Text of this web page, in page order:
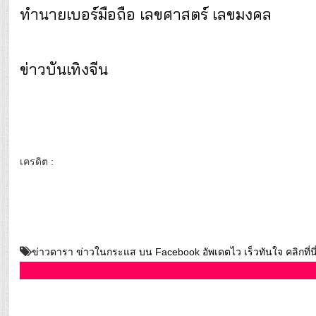
ทำนายเบอร์มือถือ เลขศาสตร์ เลขมงคล
ข่าวบันเทิงจีน
เครดิต :
ข่าวดารา ข่าวในกระแส บน Facebook อัพเดตไว เร็วทันใจ คลิกที่